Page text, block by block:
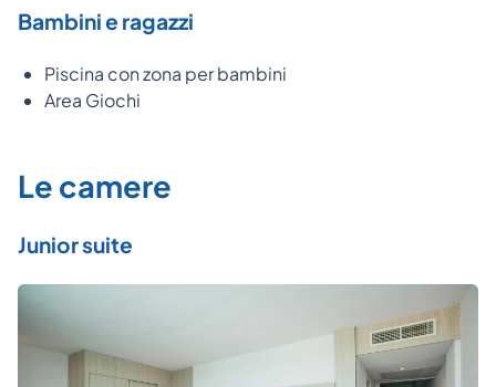
Bambini e ragazzi
Piscina con zona per bambini
Area Giochi
Le camere
Junior suite